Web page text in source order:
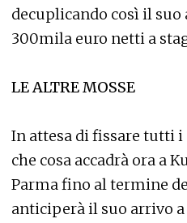
decuplicando così il
300mila euro netti a
LE ALTRE MOSSE
In attesa di fissare tutti i
che cosa accadrà ora a
Parma fino al termine
anticiperà il suo arrivo a